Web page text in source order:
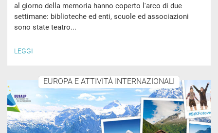
al giorno della memoria hanno coperto l'arco di due
settimane: biblioteche ed enti, scuole ed associazioni
sono state teatro...
LEGGI
EUROPA E ATTIVITÀ INTERNAZIONALI